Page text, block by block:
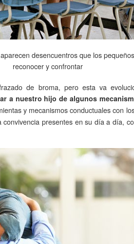
desencuentros que los
reconocer y confrontar
de broma, pero esta va
a nuestro hijo de algunos
y mecanismos conductuales con
presentes en su día a día,